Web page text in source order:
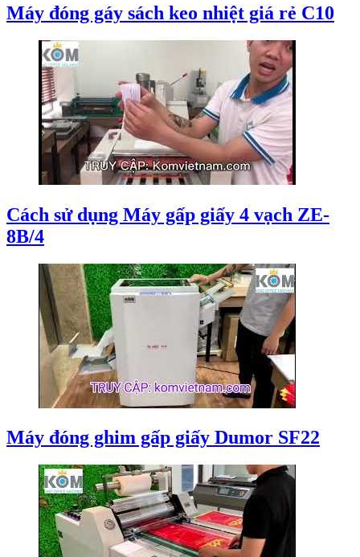
Máy đóng gáy sách keo nhiệt giá rẻ C10
Cách sử dụng Máy gấp giấy 4 vạch ZE-
8B/4
Máy đóng ghim gấp giấy Dumor SF22